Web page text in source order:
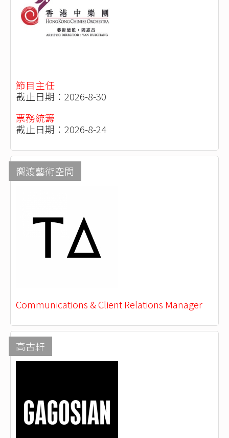
節目主任
截止日期：2026-8-30
票務統籌
截止日期：2026-8-24
嚮渡藝術空間
Communications & Client Relations Manager
高古軒